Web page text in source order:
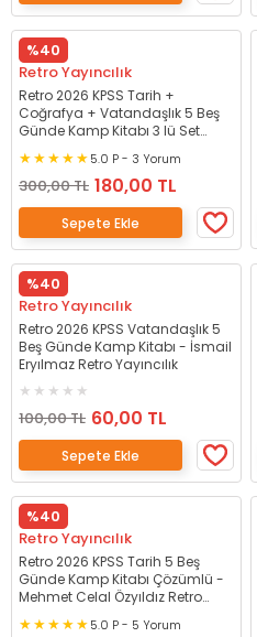
%40
Retro Yayıncılık
Retro 2026 KPSS Tarih +
Coğrafya + Vatandaşlık 5 Beş
Günde Kamp Kitabı 3 lü Set
5.0 P - 3 Yorum
300,00 TL 180,00 TL
Sepete Ekle
%40
Retro Yayıncılık
Retro 2026 KPSS Vatandaşlık 5
Beş Günde Kamp Kitabı - İsmail
Eryılmaz Retro Yayıncılık
100,00 TL 60,00 TL
Sepete Ekle
%40
Retro Yayıncılık
Retro 2026 KPSS Tarih 5 Beş
Günde Kamp Kitabı Çözümlü -
Mehmet Celal Özyıldız Retro
5.0 P - 5 Yorum